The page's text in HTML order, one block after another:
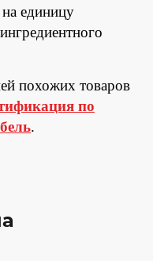
единицу
похожих товаров
по
.